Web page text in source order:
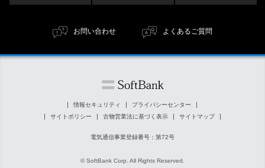
お問い合わせ よくあるご質問
情報セキュリティ
プライバシーセンター
サイトポリシー
古物営業法に基づく表示 サイトマップ
電気通信事業登録番号：第72号
© SoftBank Corp. All Rights Reserved.